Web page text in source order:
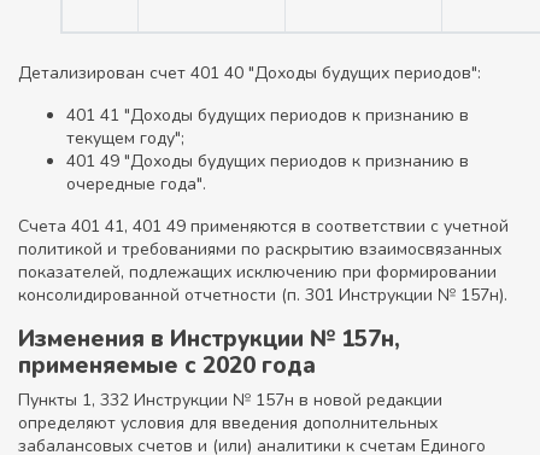
Детализирован счет 401 40 "Доходы будущих периодов":
401 41 "Доходы будущих периодов к признанию в
текущем году";
401 49 "Доходы будущих периодов к признанию в
очередные года".
Счета 401 41, 401 49 применяются в соответствии с учетной
политикой и требованиями по раскрытию взаимосвязанных
показателей, подлежащих исключению при формировании
консолидированной отчетности (п. 301 Инструкции № 157н).
Изменения в Инструкции № 157н,
применяемые с 2020 года
Пункты 1, 332 Инструкции № 157н в новой редакции
определяют условия для введения дополнительных
забалансовых счетов и (или) аналитики к счетам Единого